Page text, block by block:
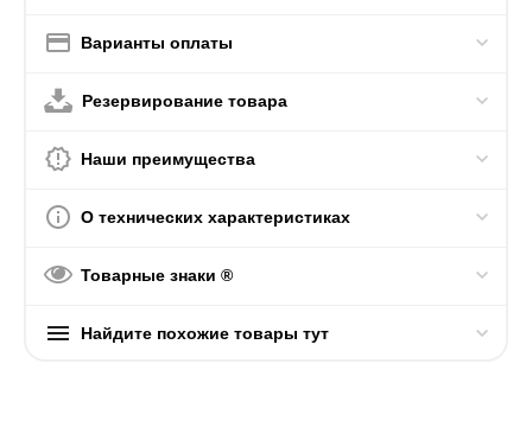
Варианты оплаты
Резервирование товара
Наши преимущества
О технических характеристиках
Товарные знаки ®
Найдите похожие товары тут